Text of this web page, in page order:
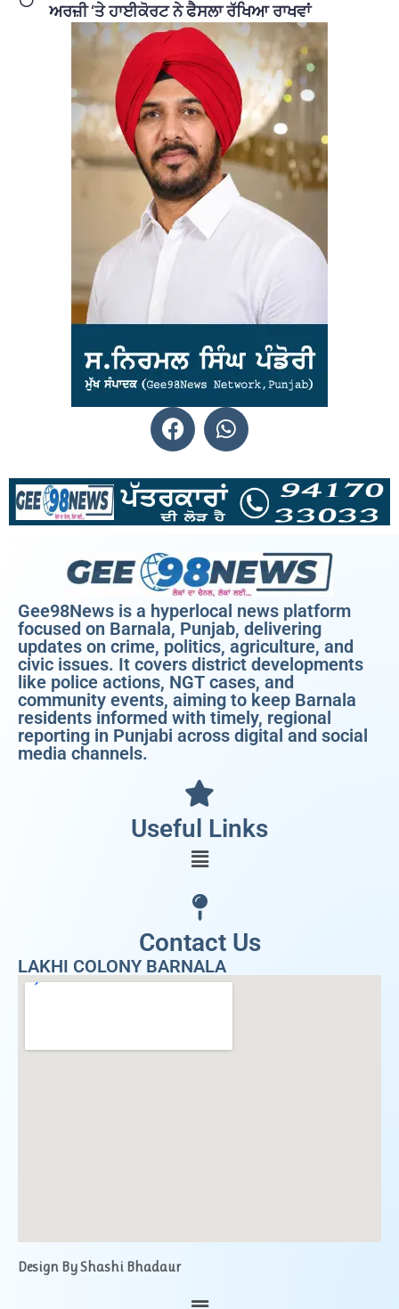
ਅਰਜ਼ੀ ‘ਤੇ ਹਾਈਕੋਰਟ ਨੇ ਫੈਸਲਾ ਰੱਖਿਆ ਰਾਖਵਾਂ
Gee98News is a hyperlocal news platform
focused on Barnala, Punjab, delivering
updates on crime, politics, agriculture, and
civic issues. It covers district developments
like police actions, NGT cases, and
community events, aiming to keep Barnala
residents informed with timely, regional
reporting in Punjabi across digital and social
media channels.
Useful Links
Contact Us
LAKHI COLONY BARNALA
Design By Shashi Bhadaur